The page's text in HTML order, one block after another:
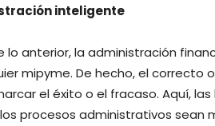
inteligente
lo anterior, la administración
mipyme. De hecho, el
el éxito o el fracaso. Aquí,
procesos administrativos sean